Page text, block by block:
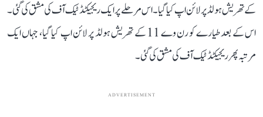
کے تھریش ہولڈ پر لائن اپ کیا گیا۔ اس مرحلے پر ایک ریجیکٹڈ ٹیک آف کی مشق کی گئی۔
اس کے بعد طیارے کو رن وے 11 کے تھریش ہولڈ پر لائن اپ کیا گیا، جہاں ایک
مرتبہ پھر ریجیکٹڈ ٹیک آف کی مشق کی گئی۔
ADVERTISEMENT